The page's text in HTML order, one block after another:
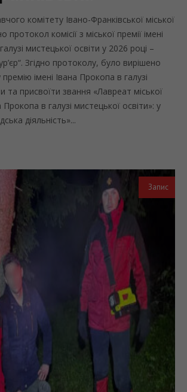
комітету Івано-Франківської міської
комісії з міської премії імені
мистецької освіти у 2026 році –
Згідно протоколу, було вирішено
імені Івана Прокопа в галузі
та присвоїти звання «Лавреат міської
Прокопа в галузі мистецької освіти»: у
діяльність»...
Запис